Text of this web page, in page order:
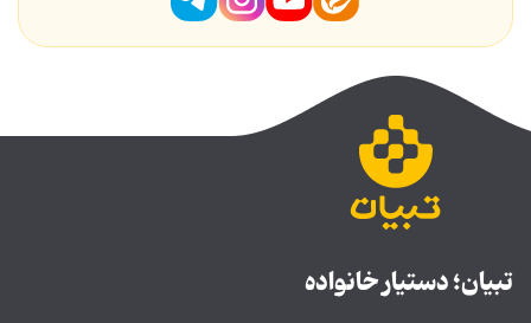
تبیان؛ دستیار خانواده